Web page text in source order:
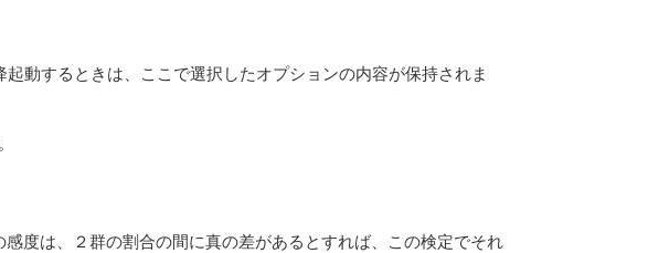
動するときは、ここで選択したオプションの内容が保持されま
度は、２群の割合の間に真の差があるとすれば、この検定でそれ